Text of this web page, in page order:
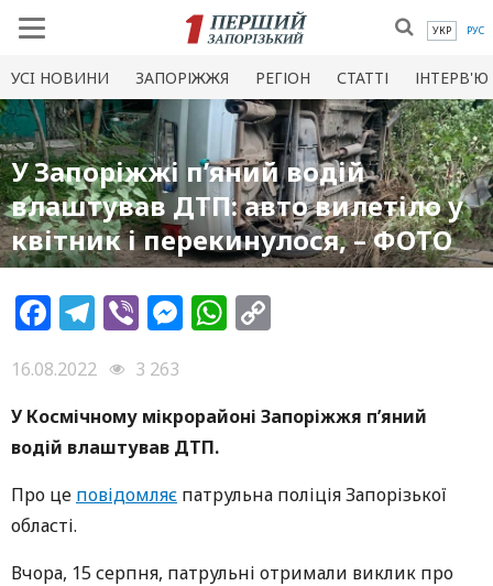
УКР РУС
УСI НОВИНИ ЗАПОРІЖЖЯ РЕГІОН СТАТТІ ІНТЕРВ'Ю
У Запоріжжі п’яний водій
влаштував ДТП: авто вилетіло у
квітник і перекинулося, – ФОТО
Facebook
Telegram
ViberMessenger
WhatsApp
16.08.2022
3 263
У Космічному мікрорайоні Запоріжжя п’яний
водій влаштував ДТП.
Про це повідомляє патрульна поліція Запорізької
області.
Вчора, 15 серпня, патрульні отримали виклик про